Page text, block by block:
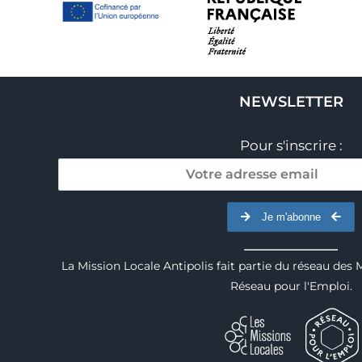
NEWSLETTER
Pour s'inscrire :
Je m'abonne
La Mission Locale Antipolis fait partie du réseau des
Réseau pour l'Emploi.